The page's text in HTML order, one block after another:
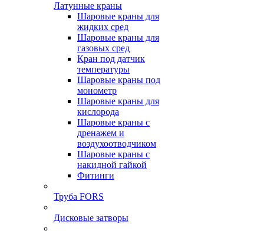
Латунные краны
Шаровые краны для
жидких сред
Шаровые краны для
газовых сред
Кран под датчик
температуры
Шаровые краны под
монометр
Шаровые краны для
кислорода
Шаровые краны с
дренажем и
воздухоотводчиком
Шаровые краны с
накидной гайкой
Фитинги
Труба FORS
Дисковые затворы